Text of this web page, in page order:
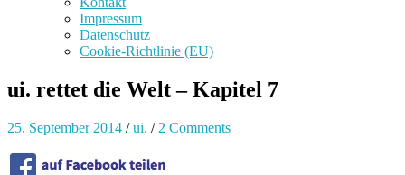
Impressum
Datenschutz
Cookie-Richtlinie (EU)
ui. rettet die Welt – Kapitel 7
25. September 2014 /ui. / 2 Comments